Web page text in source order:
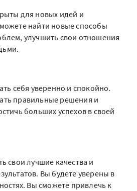
для новых идей и
найти новые способы
улучшить свои отношения
себя уверенно и спокойно.
правильные решения и
больших успехов в своей
свои лучшие качества и
Вы будете уверены в
Вы сможете привлечь к